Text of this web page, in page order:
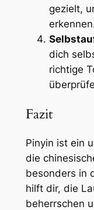
gezielt,
dich
richtige
Fazit
Pinyin ist ein
die
besonders in
hilft dir, die
beherrschen